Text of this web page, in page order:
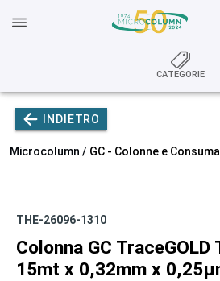
CATEGORIE
INDIETRO
Microcolumn / GC - Colonne e
THE-26096-1310
Colonna GC TraceGOLD
15mt x 0,32mm x